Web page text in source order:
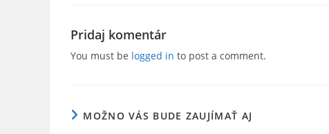
e
b
o
k
er l
Pridaj komentár
You must be logged in to post a comment.
MOŽNO VÁS BUDE ZAUJÍMAŤ AJ